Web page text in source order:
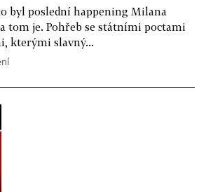
byl poslední happening Milana
tom je. Pohřeb se státními poctami
kterými slavný...